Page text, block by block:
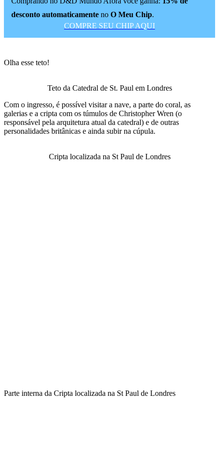
desconto automaticamente no O Meu Chip.
COMPRE SEU CHIP AQUI
Olha esse teto!
Teto da Catedral de St. Paul em Londres
Com o ingresso, é possível visitar a nave, a parte do coral, as
galerias e a cripta com os túmulos de Christopher Wren (o
responsável pela arquitetura atual da catedral) e de outras
personalidades britânicas e ainda subir na cúpula.
Cripta localizada na St Paul de Londres
Parte interna da Cripta localizada na St Paul de Londres